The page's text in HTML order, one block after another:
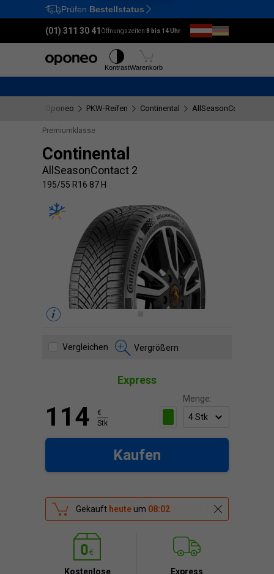
Ctrl M
Prüfen Bestellstatus
(01) 311 30 41 Öffnungszeiten:8 bis 14 Uhr
KontrastWarenkorb
Oponeo PKW-Reifen Continental AllSeasonContact 2
Premiumklasse
Continental
AllSeasonContact 2
195/55 R16 87 H
Vergleichen Vergrößern
Express
Menge:
114
€
Stk
Kaufen
Gekauft heute um 08:02
Kostenlose
Express